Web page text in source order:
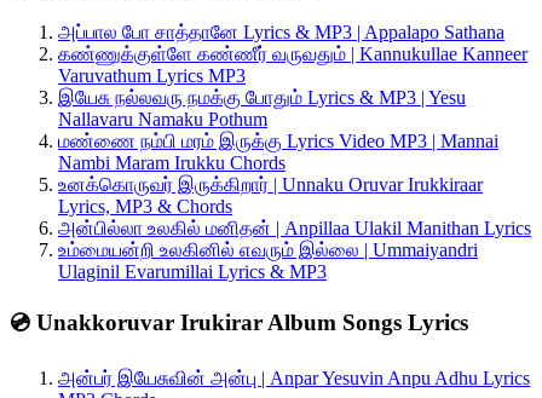
அப்பால போ சாத்தானே Lyrics & MP3 | Appalapo Sathana
கண்ணுக்குள்ளே கண்ணீர் வருவதும் | Kannukullae Kanneer
Varuvathum Lyrics MP3
இயேசு நல்லவரு நமக்கு போதும் Lyrics & MP3 | Yesu
Nallavaru Namaku Pothum
மண்ணை நம்பி மரம் இருக்கு Lyrics Video MP3 | Mannai
Nambi Maram Irukku Chords
உனக்கொருவர் இருக்கிறார் | Unnaku Oruvar Irukkiraar
Lyrics, MP3 & Chords
அன்பில்லா உலகில் மனிதன் | Anpillaa Ulakil Manithan Lyrics
உம்மையன்றி உலகினில் எவரும் இல்லை | Ummaiyandri
Ulaginil Evarumillai Lyrics & MP3
💿 Unakkoruvar Irukirar Album Songs Lyrics
அன்பர் இயேசுவின் அன்பு | Anpar Yesuvin Anpu Adhu Lyrics